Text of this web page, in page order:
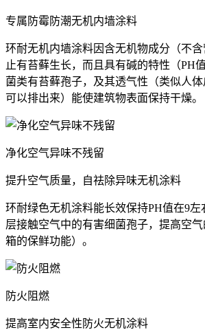
专属防霉防潮无机内墙涂料
环耐无机内墙涂料因含无机物成分（不
止有苔藓生长，而且具有碱的特性（PH
菌类有苔藓孢子，及其透气性（类似人
可以排出来）能使建筑物表面保持干燥。
净化空气异味不残留
提升空气质量，自祛除异味无机涂料
环耐绿色无机涂料能长效保持PH值在9
层接触空气中的有害细菌孢子，提高空
箱的保鲜功能）。
防火阻燃
提高室内安全性防火无机涂料